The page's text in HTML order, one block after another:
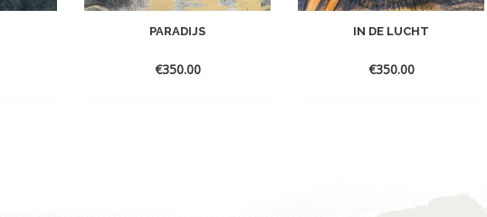
PARADIJS
€350.00
IN DE LUCHT
€350.00